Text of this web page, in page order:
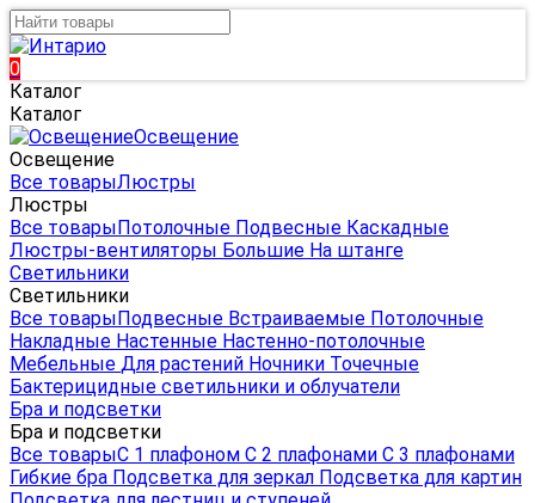
0
Каталог
Каталог
Освещение
Освещение
Все товарыЛюстры
Люстры
Все товарыПотолочные Подвесные Каскадные
Люстры-вентиляторы Большие На штанге
Светильники
Светильники
Все товарыПодвесные Встраиваемые Потолочные
Накладные Настенные Настенно-потолочные
Мебельные Для растений Ночники Точечные
Бактерицидные светильники и облучатели
Бра и подсветки
Бра и подсветки
Все товарыС 1 плафоном С 2 плафонами С 3 плафонами
Гибкие бра Подсветка для зеркал Подсветка для картин